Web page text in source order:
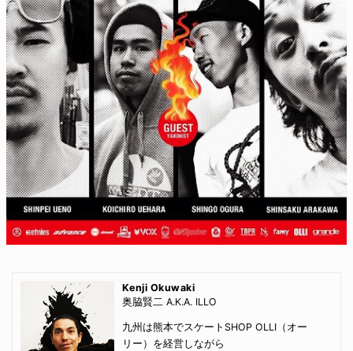
Kenji Okuwaki
奥脇賢二 A.K.A. ILLO
九州は熊本でスケートSHOP OLLI（オー
リー）を経営しながら